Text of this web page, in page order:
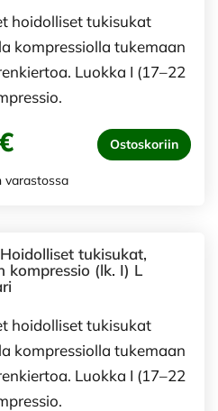
hoidolliset tukisukat
kompressiolla tukemaan
Luokka I (17–22
Ostoskoriin
varastossa
tukisukat,
kompressio (lk. I) L
hoidolliset tukisukat
kompressiolla tukemaan
Luokka I (17–22